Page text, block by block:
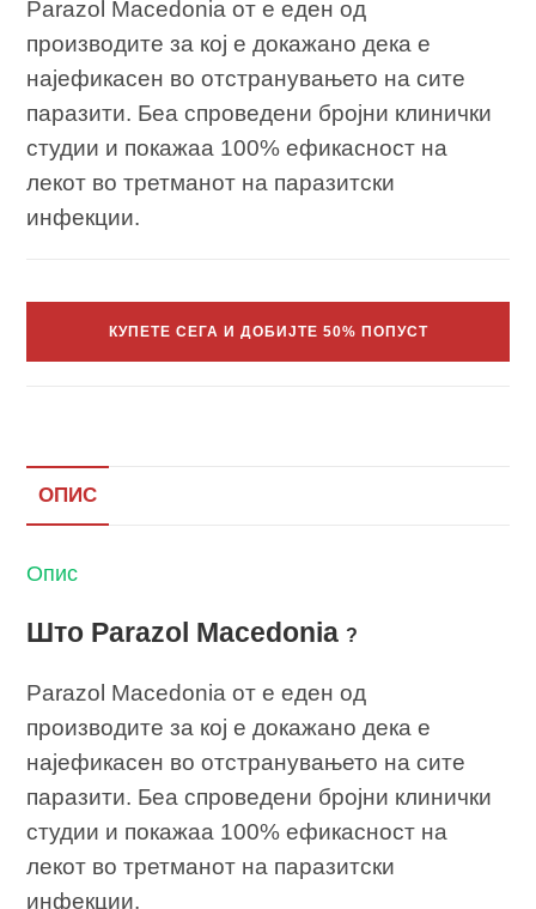
Parazol Macedonia от е еден од
производите за кој е докажано дека е
најефикасен во отстранувањето на сите
паразити. Беа спроведени бројни клинички
студии и покажаа 100% ефикасност на
лекот во третманот на паразитски
инфекции.
КУПЕТЕ СЕГА И ДОБИЈТЕ 50% ПОПУСТ
ОПИС
Опис
Што Parazol Macedonia ?
Parazol Macedonia от е еден од
производите за кој е докажано дека е
најефикасен во отстранувањето на сите
паразити. Беа спроведени бројни клинички
студии и покажаа 100% ефикасност на
лекот во третманот на паразитски
инфекции.